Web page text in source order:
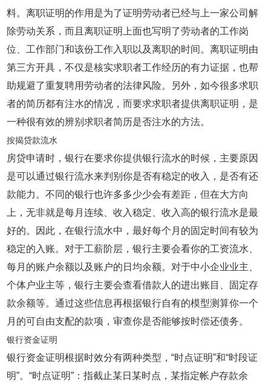
料。离职证明的作用是为了证明劳动者已经与上一家公司解
除劳动关系，而且离职证明上面也写明了劳动者的工作岗
位、工作部门和该份工作入职以及离职的时间。离职证明由
第三方开具，不仅是核实求职者工作经历的有力证据，也帮
助规避了重复聘用劳动者的法律风险。另外，如今很多求职
者的简历都有注水的情况，而要求求职者提供离职证明，是
一种很有效的辨别求职者简历是否注水的方法。
按揭贷款流水
房贷申请时，银行在要求你提供银行流水的时候，主要原因
是可以通过银行流水来判别你是否有稳定的收入，是否有还
款能力。不同的银行也许多多少少会有差距，但在大方向
上，无非就是每月连续、收入稳定、收入高的银行流水是最
好的。因此，在银行流水中，最好每个月的固定时间有较为
稳定的入账。对于工薪阶层，银行主要会看你的工资流水、
每月的账户余额以及账户的日均余额。对于中小企业业主、
个体户业主等，银行主要会查看借款人的进出账目、固定存
款余额等。通过这些信息再根据银行自有的模型测算你一个
月的可自由支配的款项，审查你是否能够按时偿还债务。
银行资金证明
银行资金证明根据时效分有两种类型，“时点证明”和“时段证
明”。“时点证明”：指截止某日某时点，某指定帐户存款余